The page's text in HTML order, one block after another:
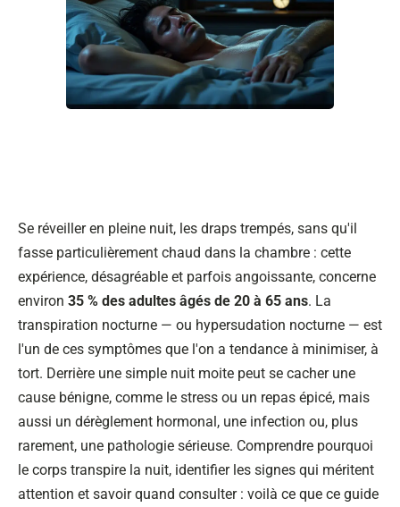
Se réveiller en pleine nuit, les draps trempés, sans qu'il
fasse particulièrement chaud dans la chambre : cette
expérience, désagréable et parfois angoissante, concerne
environ 35 % des adultes âgés de 20 à 65 ans. La
transpiration nocturne — ou hypersudation nocturne — est
l'un de ces symptômes que l'on a tendance à minimiser, à
tort. Derrière une simple nuit moite peut se cacher une
cause bénigne, comme le stress ou un repas épicé, mais
aussi un dérèglement hormonal, une infection ou, plus
rarement, une pathologie sérieuse. Comprendre pourquoi
le corps transpire la nuit, identifier les signes qui méritent
attention et savoir quand consulter : voilà ce que ce guide